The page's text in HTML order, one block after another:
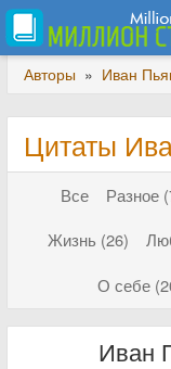
Авторы » Иван
Цитаты
Все Разное
Жизнь (26)
О себе
Иван